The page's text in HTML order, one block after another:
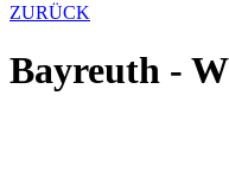
ZURÜCK
Bayreuth -